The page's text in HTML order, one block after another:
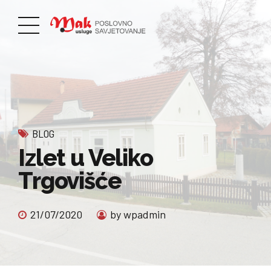
BLOG
Izlet u Veliko
Trgovišće
21/07/2020 by wpadmin